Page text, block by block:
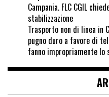
Campania. FLC CGIL
stabilizzazione
Trasporto non di linea in
pugno duro a favore di
fanno impropriamente